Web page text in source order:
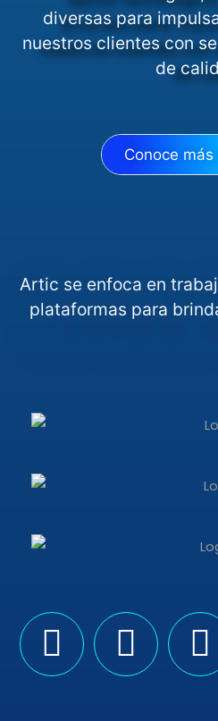
diversas para
nuestros clientes con
de
Conoce más
Artic se enfoca en
plataformas para